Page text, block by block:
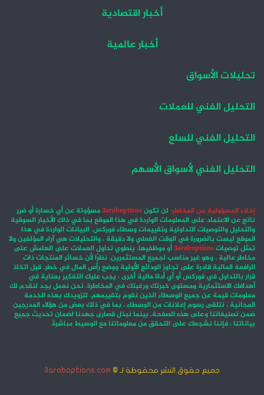
أخبار اقتصادية
أخبار عالمية
تحليلات الأسواق
التحليل الفني للعملات
التحليل الفني للسلع
التحليل الفني لأسواق الأسهم
إخلاء المسؤولية عن المخاطر: لن تكون3araboptionsمسؤولة عن أي خسارة أو ضرر
ناتج عن الاعتماد على المعلومات الواردة في هذا الموقع بما في ذلك الأخبار السوقية
والتحليل والتوصيات التداولية وتقييمات وسطاء فوركس. البيانات الواردة في هذا
الموقع ليست بالضرورة في الوقت الفعلي ولا دقيقة ، والتحليلات هي آراء المؤلفين ولا
تمثل توصيات3araboptionsأو موظفيها. ينطوي تداول العملات على الهامش على
مخاطر عالية ، وهو غير مناسب لجميع المستثمرين. نظرًا لأن خسائر المنتجات ذات
الرافعة المالية قادرة على تجاوز الودائع الأولية ووضع رأس المال في خطر. قبل اتخاذ
قرار بالتداول في فوركس أو أي أداة مالية أخرى ، يجب عليك التفكير بعناية في
أهدافك الاستثمارية ومستوى خبرتك ورغبتك في المخاطرة. نحن نعمل بجد لنقدم لك
معلومات قيمة عن جميع الوسطاء الذين نقوم بتقييمهم. لتزويدك بهذه الخدمة
المجانية ، نتلقى رسوم إعلانات من الوسطاء ، بما في ذلك بعض من هؤلاء المدرجين
ضمن تصنيفاتنا وعلى هذه الصفحة. بينما نبذل قصارى جهدنا لضمان تحديث جميع
بياناتنا ، فإننا نشجعك على التحقق من معلوماتنا مع الوسيط مباشرةً.
جميع حقوق النشر محفوظة لـ © 3araboptions.com